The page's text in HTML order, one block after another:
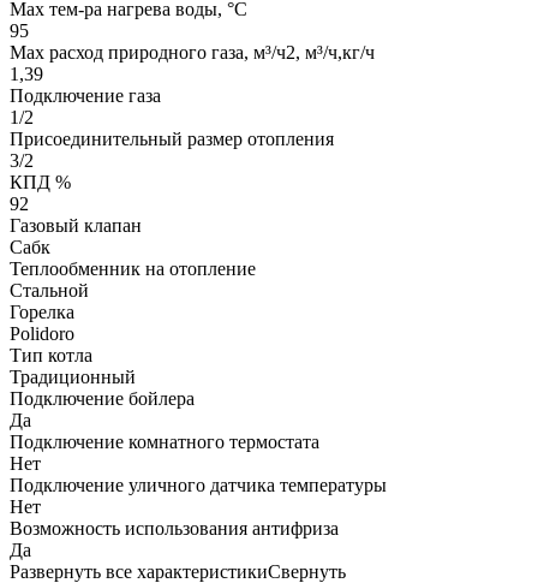
Мах тем-ра нагрева воды, °С
95
Max расход природного газа, м³/ч2, м³/ч,кг/ч
1,39
Подключение газа
1/2
Присоединительный размер отопления
3/2
КПД %
92
Газовый клапан
Сабк
Теплообменник на отопление
Стальной
Горелка
Polidoro
Тип котла
Традиционный
Подключение бойлера
Да
Подключение комнатного термостата
Нет
Подключение уличного датчика температуры
Нет
Возможность использования антифриза
Да
Развернуть все характеристикиСвернуть